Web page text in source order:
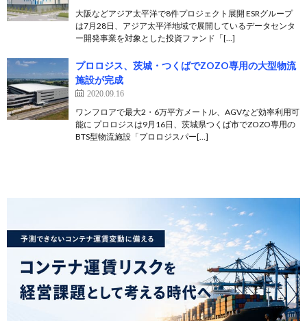
大阪などアジア太平洋で8件プロジェクト展開 ESRグループ
は7月28日、アジア太平洋地域で展開しているデータセンタ
ー開発事業を対象とした投資ファンド「[…]
プロロジス、茨城・つくばでZOZO専用の大型物流
施設が完成
2020.09.16
ワンフロアで最大2・6万平方メートル、AGVなど効率利用可
能に プロロジスは9月16日、茨城県つくば市でZOZO専用の
BTS型物流施設「プロロジスパー[…]